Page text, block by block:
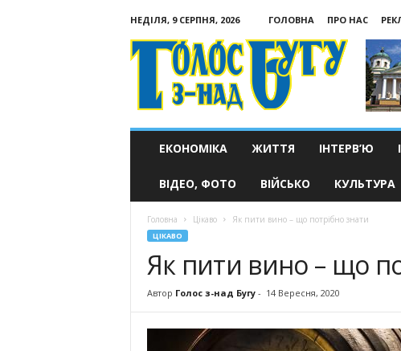
НЕДІЛЯ, 9 СЕРПНЯ, 2026 ГОЛОВНА ПРО НАС
Голос
з-
ЕКОНОМІКА ЖИТТЯ ІНТЕРВ’Ю
ВІДЕО, ФОТО ВІЙСЬКО КУЛЬТУРА
Головна Цікаво Як пити вино – що потрібно знати
ЦІКАВО
Як пити вино – що
Автор Голос з-над Бугу- 14 Вересня, 2020